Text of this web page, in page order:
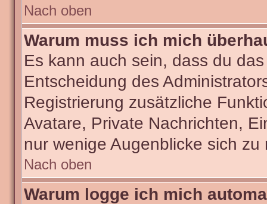
Nach oben
Warum muss ich mich
Es kann auch sein, dass du
Entscheidung des
Registrierung zusätzliche
Avatare, Private Nachrichten,
nur wenige Augenblicke sich
Nach oben
Warum logge ich mich